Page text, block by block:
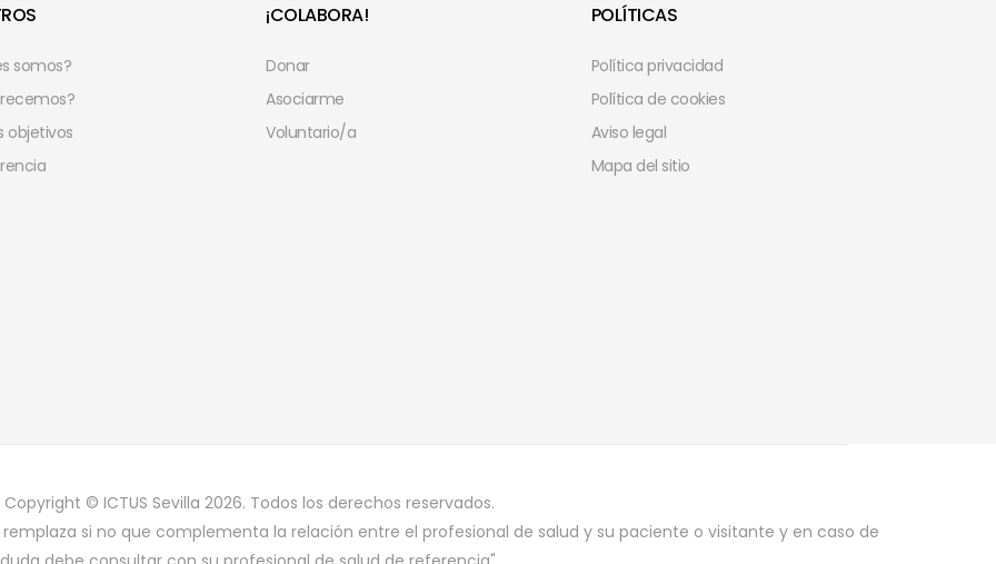
somos?
objetivos
¡COLABORA!
Donar
Asociarme
Voluntario/a
POLÍTICAS
Política privacidad
Política de cookies
Aviso legal
Mapa del sitio
Copyright © ICTUS Sevilla 2026. Todos los derechos reservados.
si no que complementa la relación entre el profesional de salud y su paciente o visitante y en caso de